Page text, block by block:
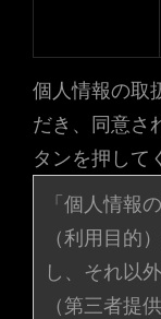
個人情報の取
だき、同意さ
タンを押して
「個人情報
（利用目的
し、それ以
（第三者提